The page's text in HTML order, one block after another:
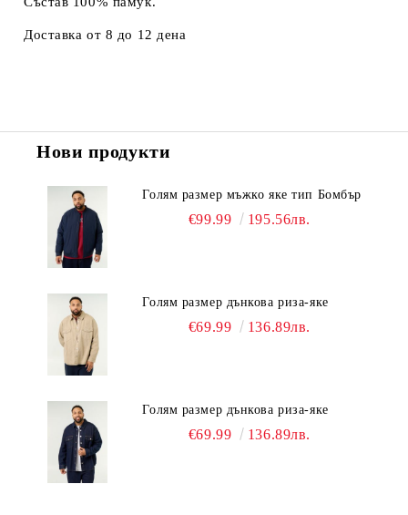
Доставка от 8 до 12 дена
Нови продукти
Голям размер мъжко яке тип Бомбър
€99.99 195.56лв.
Голям размер дънкова риза-яке
€69.99 136.89лв.
Голям размер дънкова риза-яке
€69.99 136.89лв.